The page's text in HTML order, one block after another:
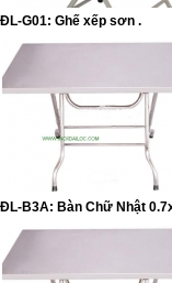
ĐL-B3A: Bàn Chữ Nhật